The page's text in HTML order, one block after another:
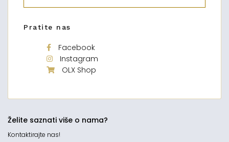
Pratite nas
Facebook
Instagram
OLX Shop
Želite saznati više o nama?
Kontaktirajte nas!